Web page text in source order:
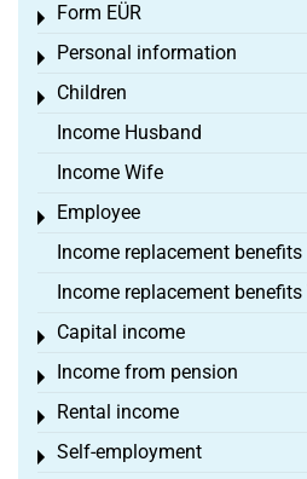
Form EÜR
Toggle menu
Personal information
Toggle menu
Children
Toggle menu
Income Husband
Income Wife
Employee
Toggle menu
Income replacement
Income replacement benefits
Capital income
Toggle menu
Income from pension
Toggle menu
Rental income
Toggle menu
Self-employment
Toggle menu